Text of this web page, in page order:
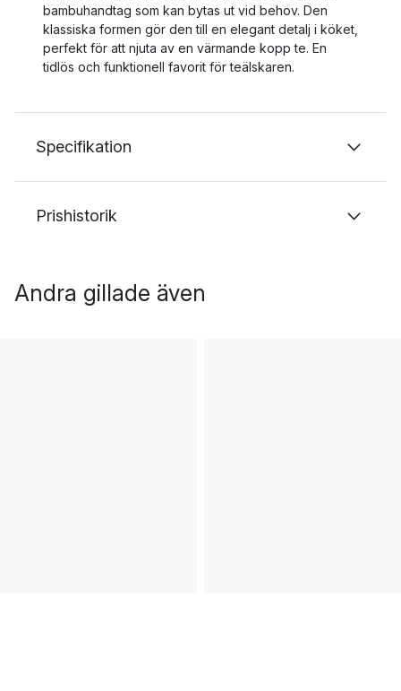
bambuhandtag som kan bytas ut vid behov. Den
klassiska formen gör den till en elegant detalj i köket,
perfekt för att njuta av en värmande kopp te. En
tidlös och funktionell favorit för teälskaren.
Specifikation
Prishistorik
Andra gillade även